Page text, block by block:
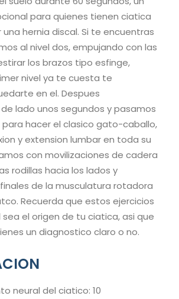
para quienes tienen ciatica
hernia discal. Si te encuentras
al nivel dos, empujando con las
los brazos tipo esfinge,
nivel ya te cuesta te
en el. Despues
lado unos segundos y pasamos
hacer el clasico gato-caballo,
y extension lumbar en toda su
con movilizaciones de cadera
rodillas hacia los lados y
de la musculatura rotadora
Recuerda que estos ejercicios
sea el origen de tu ciatica, asi que
un diagnostico claro o no.
neural del ciatico: 10